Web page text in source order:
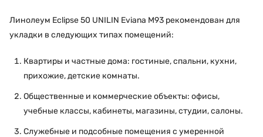
Линолеум Eclipse 50 UNILIN Eviana M93 рекомендован для
укладки в следующих типах помещений:
Квартиры и частные дома: гостиные, спальни, кухни,
прихожие, детские комнаты.
Общественные и коммерческие объекты: офисы,
учебные классы, кабинеты, магазины, студии, салоны.
Служебные и подсобные помещения с умеренной